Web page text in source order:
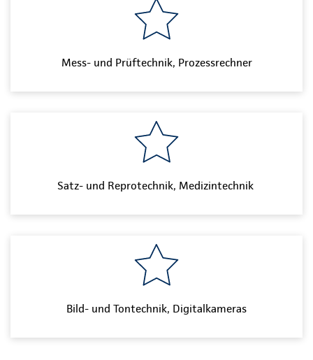
Mess- und Prüftechnik, Prozessrechner
Satz- und Reprotechnik, Medizintechnik
Bild- und Tontechnik, Digitalkameras